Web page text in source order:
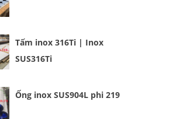
Tấm inox 316Ti | Inox
SUS316Ti
Ống inox SUS904L phi 219